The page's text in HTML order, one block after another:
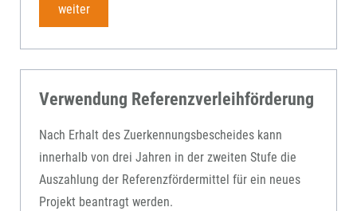
weiter
Verwendung Referenzverleihförderung
Nach Erhalt des Zuerkennungsbescheides kann
innerhalb von drei Jahren in der zweiten Stufe die
Auszahlung der Referenzfördermittel für ein neues
Projekt beantragt werden.